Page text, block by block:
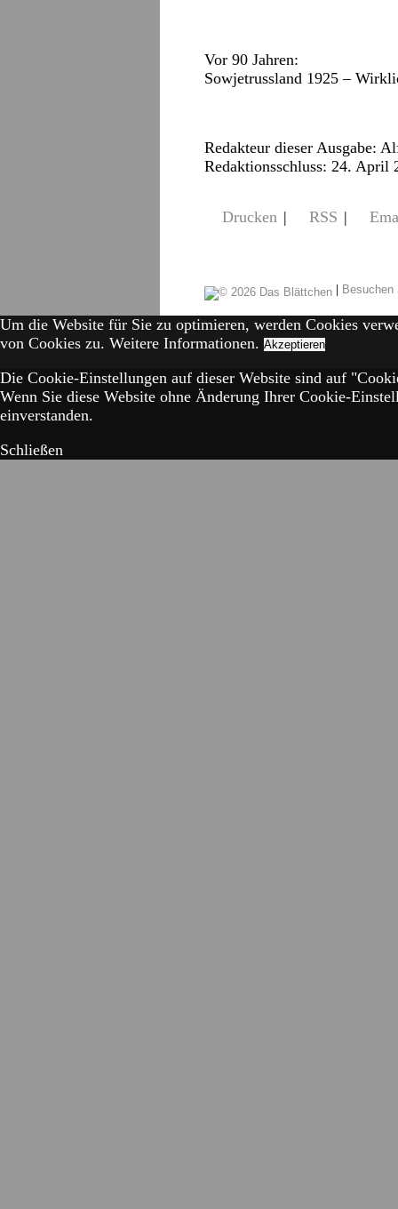
Vor 90 Jahren:
Sowjetrussland 1925 –
Redakteur dieser Ausgabe:
Redaktionsschluss: 24. April
Drucken | RSS |
|
Um die Website für Sie zu optimieren, werden Cookies
von Cookies zu. Weitere Informationen. Akzeptieren
Die Cookie-Einstellungen auf dieser Website sind auf
Wenn Sie diese Website ohne Änderung Ihrer Cookie-
einverstanden.
Schließen